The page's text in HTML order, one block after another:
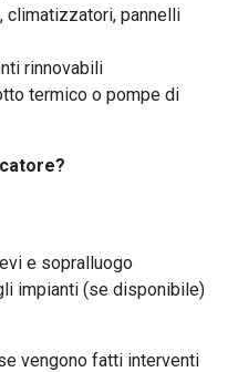
climatizzatori, pannelli
rinnovabili
termico o pompe di
e sopralluogo
impianti (se disponibile)
vengono fatti interventi